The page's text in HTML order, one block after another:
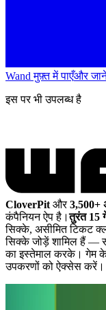
Wand मुफ़्त में पाएँऔर
इस पर भी उपलब्ध है
CloverPit और3,500+
कंपैनियन ऐप है।तुरंत 15
सिक्के, असीमित टिकट
सिक्के जोड़ें शामिल हैं —
का इस्तेमाल करके। गेम
उपकरणों को ऐक्सेस करें।